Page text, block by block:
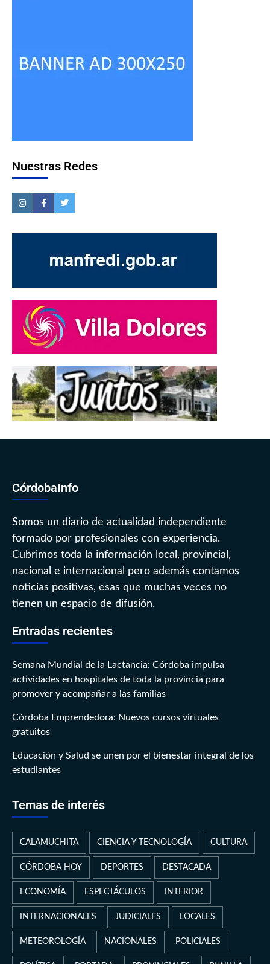
Nuestras Redes
CórdobaInfo
Somos un diario de actualidad independiente
formado por profesionales con experiencia.
Cubrimos toda la información local, provincial,
nacional e internacional pero además contamos
noticias positivas, esas que muchas veces no
tienen un espacio de difusión.
Entradas recientes
Semana Mundial de la Lactancia: Córdoba impulsa
actividades en hospitales de toda la provincia para
promover y acompañar a las familias
Córdoba Emprendedora: Nuevos cursos virtuales
gratuitos
Educación y Salud se unen por el bienestar integral de los
estudiantes
Temas de interés
CALAMUCHITA CIENCIA Y TECNOLOGÍA CULTURA
CÓRDOBA HOY DEPORTES DESTACADA
ECONOMÍA ESPECTÁCULOS INTERIOR
INTERNACIONALES JUDICIALES LOCALES
METEOROLOGÍA NACIONALES POLICIALES